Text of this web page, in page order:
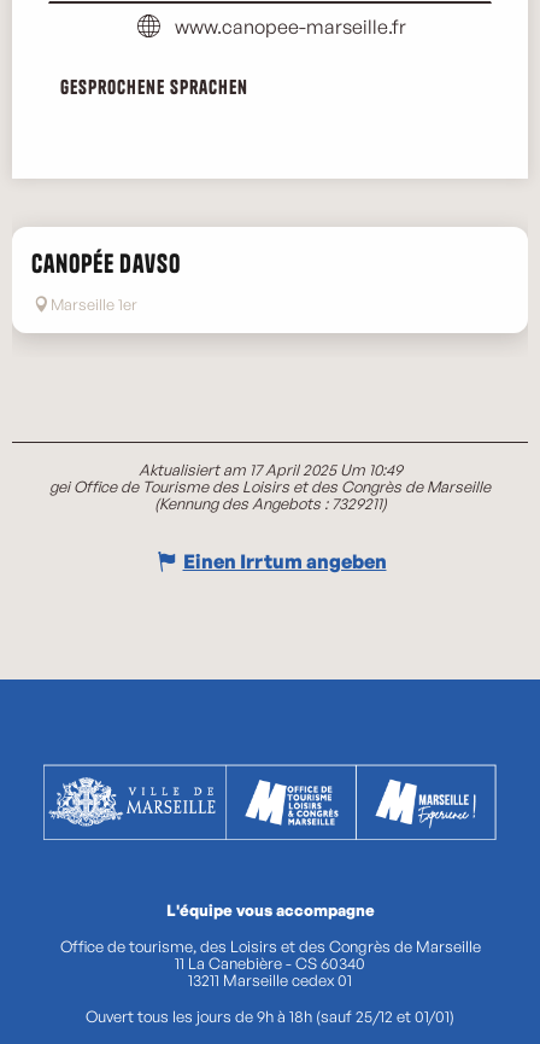
www.canopee-marseille.fr
Gesprochene Sprachen
Gesprochene Sprachen
Canopée Davso
Marseille 1er
Aktualisiert am 17 April 2025 Um 10:49
gei Office de Tourisme des Loisirs et des Congrès de Marseille
(Kennung des Angebots :7329211)
Einen Irrtum angeben
L'équipe vous accompagne
Office de tourisme, des Loisirs et des Congrès de Marseille
11 La Canebière - CS 60340
13211 Marseille cedex 01
Ouvert tous les jours de 9h à 18h (sauf 25/12 et 01/01)